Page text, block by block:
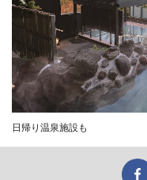
日帰り温泉施設も